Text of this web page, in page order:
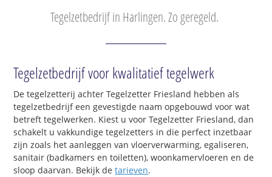
Tegelzetbedrijf in Harlingen. Zo geregeld.
Tegelzetbedrijf voor kwalitatief tegelwerk
De tegelzetterij achter Tegelzetter Friesland hebben als
tegelzetbedrijf een gevestigde naam opgebouwd voor wat
betreft tegelwerken. Kiest u voor Tegelzetter Friesland, dan
schakelt u vakkundige tegelzetters in die perfect inzetbaar
zijn zoals het aanleggen van vloerverwarming, egaliseren,
sanitair (badkamers en toiletten), woonkamervloeren en de
sloop daarvan. Bekijk detarieven.